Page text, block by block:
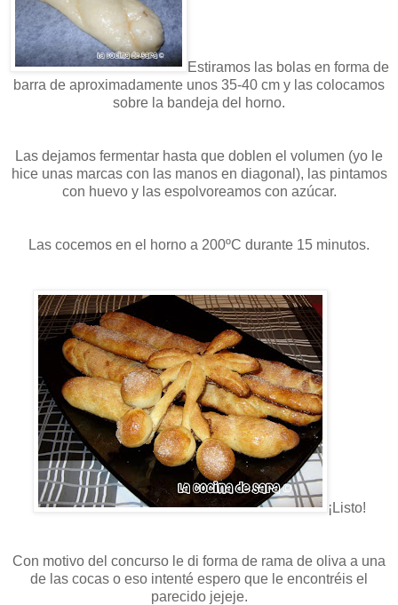
Estiramos las bolas en forma de
barra de aproximadamente unos 35-40 cm y las colocamos
sobre la bandeja del horno.
Las dejamos fermentar hasta que doblen el volumen (yo le
hice unas marcas con las manos en diagonal), las pintamos
con huevo y las espolvoreamos con azúcar.
Las cocemos en el horno a 200ºC durante 15 minutos.
¡Listo!
Con motivo del concurso le di forma de rama de oliva a una
de las cocas o eso intenté espero que le encontréis el
parecido jejeje.